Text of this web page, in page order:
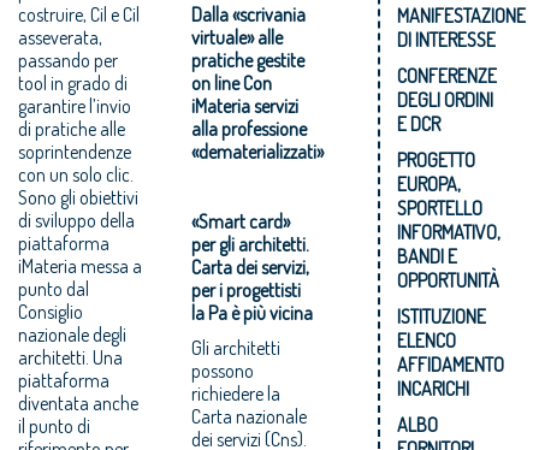
costruire, Cil e Cil
asseverata,
passando per
tool in grado di
garantire l’invio
di pratiche alle
soprintendenze
con un solo clic.
Sono gli obiettivi
di sviluppo della
piattaforma
iMateria messa a
punto dal
Consiglio
nazionale degli
architetti. Una
piattaforma
diventata anche
il punto di
Dalla «scrivania
virtuale» alle
pratiche gestite
on line Con
iMateria servizi
alla professione
«dematerializzati»
«Smart card»
per gli architetti.
Carta dei servizi,
per i progettisti
la Pa è più vicina
Gli architetti
possono
richiedere la
Carta nazionale
dei servizi (Cns).
MANIFESTAZIONE
DI INTERESSE
CONFERENZE
DEGLI ORDINI
E DCR
PROGETTO
EUROPA,
SPORTELLO
INFORMATIVO,
BANDI E
OPPORTUNITÀ
ISTITUZIONE
ELENCO
AFFIDAMENTO
INCARICHI
ALBO